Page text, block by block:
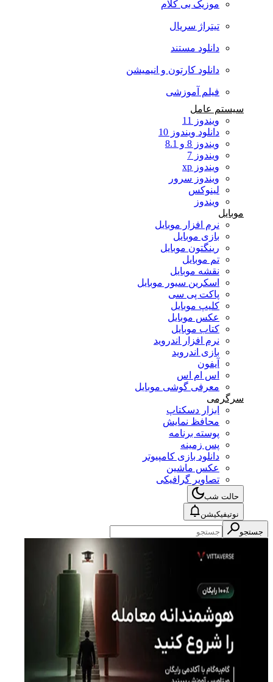
موزیک بی کلام
تیتراژ سریال
دانلود مستند
دانلود کارتون و انیمیشن
فیلم آموزشی
سیستم عامل
ویندوز 11
دانلود ویندوز 10
ویندوز 8 و 8.1
ویندوز 7
ویندوز xp
ویندوز سرور
لینوکس
ویندوز
موبایل
نرم افزار موبایل
بازی موبایل
رینگتون موبایل
تم موبایل
نقشه موبایل
اسکرین سیور موبایل
پاکت پی سی
کلیپ موبایل
عکس موبایل
کتاب موبایل
نرم افزار اندروید
بازی اندروید
آیفون
اس ام اس
معرفی گوشی موبایل
سرگرمی
ابزار دسکتاپ
محافظ نمایش
پوسته برنامه
پس زمینه
دانلود بازی کامپیوتر
عکس ماشین
تصاویر گرافیکی
حالت شب
نوتیفیکیشن
جستجو